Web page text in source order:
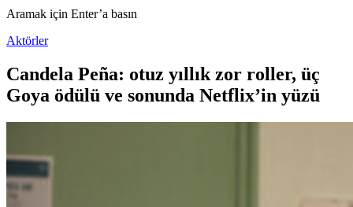
Aramak için Enter’a basın
Aktörler
Candela Peña: otuz yıllık zor roller, üç
Goya ödülü ve sonunda Netflix’in yüzü